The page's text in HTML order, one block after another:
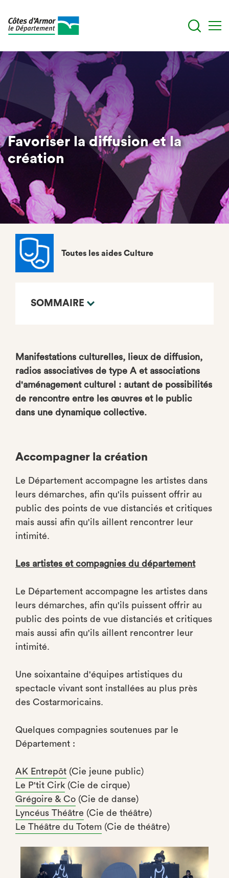
Aller
au
contenu
principal
Favoriser la diffusion et la
création
Toutes les aides Culture
SOMMAIRE
Manifestations culturelles, lieux de diffusion,
radios associatives de type A et associations
d'aménagement culturel : autant de possibilités
de rencontre entre les œuvres et le public
dans une dynamique collective.
Accompagner la création
Le Département accompagne les artistes dans
leurs démarches, afin qu'ils puissent offrir au
public des points de vue distanciés et critiques
mais aussi afin qu'ils aillent rencontrer leur
intimité.
Les artistes et compagnies du département
Le Département accompagne les artistes dans
leurs démarches, afin qu'ils puissent offrir au
public des points de vue distanciés et critiques
mais aussi afin qu'ils aillent rencontrer leur
intimité.
Une soixantaine d'équipes artistiques du
spectacle vivant sont installées au plus près
des Costarmoricains.
Quelques compagnies soutenues par le
Département :
AK Entrepôt (Cie jeune public)
Le P'tit Cirk (Cie de cirque)
Grégoire & Co (Cie de danse)
Lyncéus Théâtre (Cie de théâtre)
Le Théâtre du Totem (Cie de théâtre)